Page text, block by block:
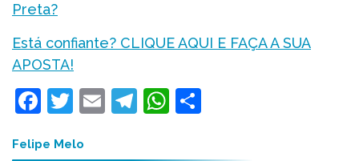
Preta?
Está confiante? CLIQUE AQUI E FAÇA A SUA
APOSTA!
Facebook
Twitter
EmailTelegram
WhatsApp
Felipe Melo